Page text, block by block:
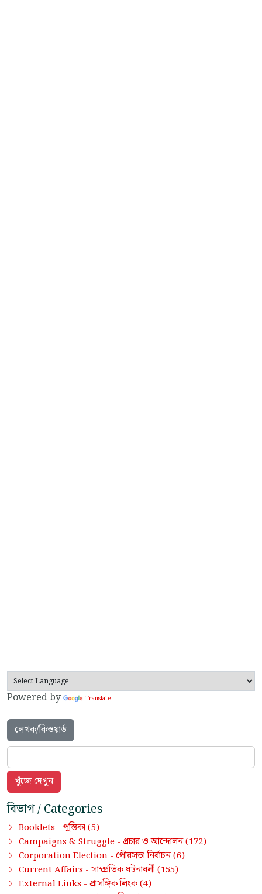
Powered by Translate
লেখক/কিওয়ার্ড
বিভাগ / Categories
Booklets - পুস্তিকা (5)
Campaigns & Struggle - প্রচার ও আন্দোলন(172)
Corporation Election - পৌরসভা নির্বাচন(6)
Current Affairs - সাম্প্রতিক ঘটনাবলী (155)
External Links - প্রাসঙ্গিক লিংক(4)